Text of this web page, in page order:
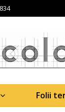
Folii